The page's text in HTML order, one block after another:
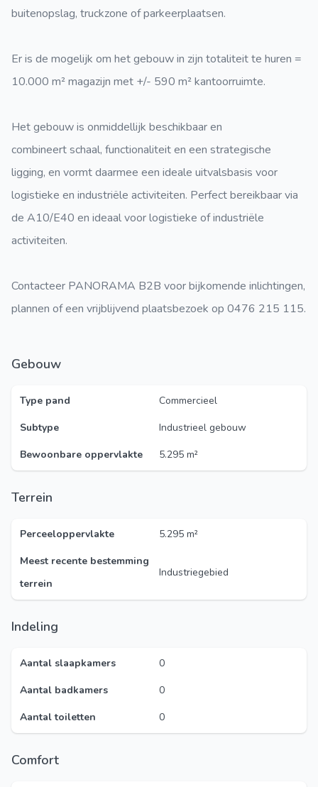
buitenopslag, truckzone of parkeerplaatsen.
Er is de mogelijk om het gebouw in zijn totaliteit te huren =
10.000 m² magazijn met +/- 590 m² kantoorruimte.
Het gebouw is onmiddellijk beschikbaar en
combineert schaal, functionaliteit en een strategische
ligging, en vormt daarmee een ideale uitvalsbasis voor
logistieke en industriële activiteiten. Perfect bereikbaar via
de A10/E40 en ideaal voor logistieke of industriële
activiteiten.
Contacteer PANORAMA B2B voor bijkomende inlichtingen,
plannen of een vrijblijvend plaatsbezoek op 0476 215 115.
Gebouw
Type pand
Commercieel
Subtype
Industrieel gebouw
Bewoonbare oppervlakte
5.295 m²
Terrein
Perceeloppervlakte
5.295 m²
Meest recente bestemming
terrein
Industriegebied
Indeling
Aantal slaapkamers
0
Aantal badkamers
0
Aantal toiletten
0
Comfort